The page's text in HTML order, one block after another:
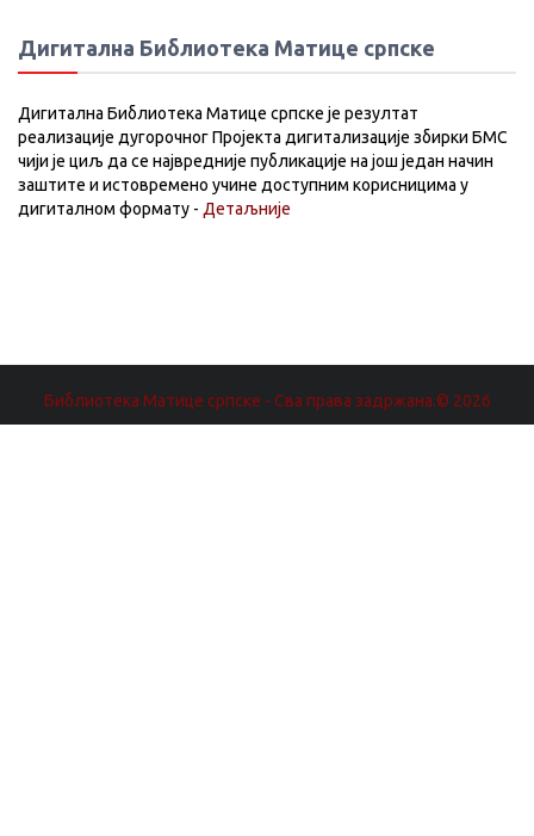
Дигитална Библиотека Матице српске
Дигитална Библиотека Матице српске је резултат
реализације дугорочног Пројекта дигитализације збирки БМС
чији је циљ да се највредније публикације на још један начин
заштите и истовремено учине доступним корисницима у
дигиталном формату - Детаљније
Библиотека Матице српске - Сва права задржана.© 2026